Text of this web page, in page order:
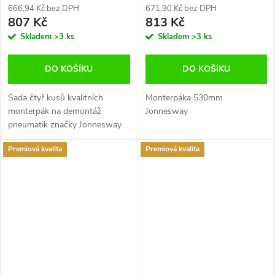
AI050024
666,94 Kč bez DPH
807 Kč
Skladem >3 ks
DO KOŠÍKU
Sada čtyř kusů kvalitních
monterpák na demontáž
pneumatik značky Jonnesway
671,90 Kč bez DPH
813 Kč
Skladem >3 ks
DO KOŠÍKU
Monterpáka 530mm
Jonnesway
Premiová kvalita Premiová kvalita